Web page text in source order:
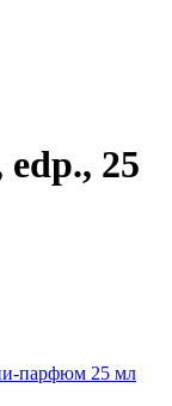
25
парфюм 25 мл